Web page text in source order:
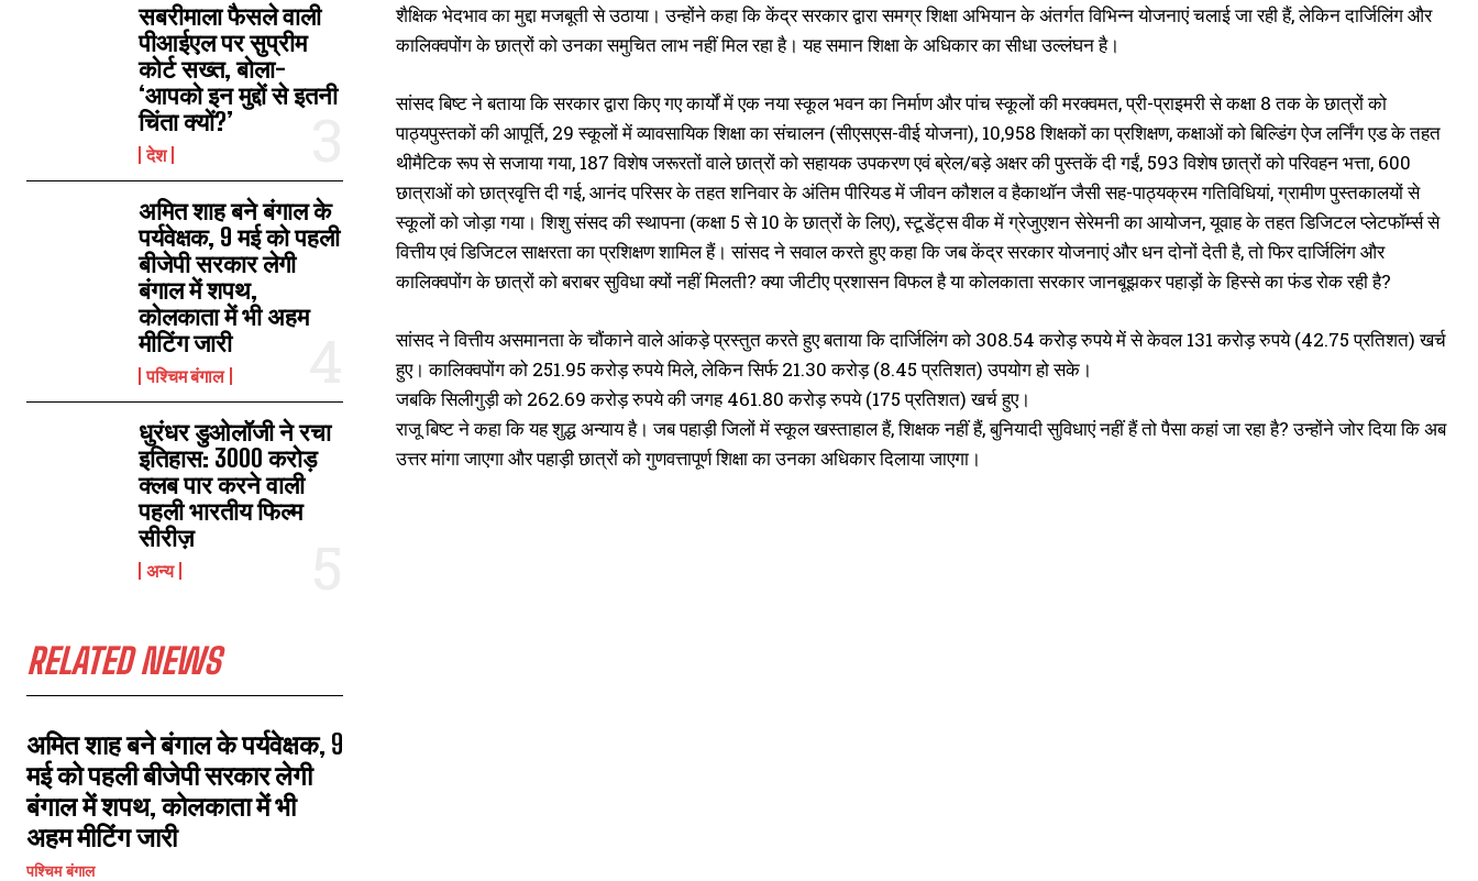
सबरीमाला फैसले वाली
पीआईएल पर सुप्रीम
कोर्ट सख्त, बोला-
‘आपको इन मुद्दों से इतनी
चिंता क्यों?’
देश
अमित शाह बने बंगाल के
पर्यवेक्षक, 9 मई को पहली
बीजेपी सरकार लेगी
बंगाल में शपथ,
कोलकाता में भी अहम
मीटिंग जारी
पश्चिम बंगाल
धुरंधर डुओलॉजी ने रचा
इतिहास: 3000 करोड़
क्लब पार करने वाली
पहली भारतीय फिल्म
सीरीज़
अन्य
RELATED NEWS
अमित शाह बने बंगाल के पर्यवेक्षक, 9
मई को पहली बीजेपी सरकार लेगी
बंगाल में शपथ, कोलकाता में भी
अहम मीटिंग जारी
पश्चिम बंगाल
शैक्षिक भेदभाव का मुद्दा मजबूती से उठाया। उन्होंने कहा कि केंद्र सरकार द्वारा समग्र शिक्षा अभियान के अंतर्गत विभिन्न योजनाएं चलाई जा रही हैं, लेकिन दार्जिलिंग और
कालिक्वपोंग के छात्रों को उनका समुचित लाभ नहीं मिल रहा है। यह समान शिक्षा के अधिकार का सीधा उल्लंघन है।
सांसद बिष्ट ने बताया कि सरकार द्वारा किए गए कार्यों में एक नया स्कूल भवन का निर्माण और पांच स्कूलों की मरक्वमत, प्री-प्राइमरी से कक्षा 8 तक के छात्रों को
पाठ्यपुस्तकों की आपूर्ति, 29 स्कूलों में व्यावसायिक शिक्षा का संचालन (सीएसएस-वीई योजना), 10,958 शिक्षकों का प्रशिक्षण, कक्षाओं को बिल्डिंग ऐज लर्निंग एड के तहत
थीमैटिक रूप से सजाया गया, 187 विशेष जरूरतों वाले छात्रों को सहायक उपकरण एवं ब्रेल/बड़े अक्षर की पुस्तकें दी गईं, 593 विशेष छात्रों को परिवहन भत्ता, 600
छात्राओं को छात्रवृत्ति दी गई, आनंद परिसर के तहत शनिवार के अंतिम पीरियड में जीवन कौशल व हैकाथॉन जैसी सह-पाठ्यक्रम गतिविधियां, ग्रामीण पुस्तकालयों से
स्कूलों को जोड़ा गया। शिशु संसद की स्थापना (कक्षा 5 से 10 के छात्रों के लिए), स्टूडेंट्स वीक में ग्रेजुएशन सेरेमनी का आयोजन, यूवाह के तहत डिजिटल प्लेटफॉर्म्स से
वित्तीय एवं डिजिटल साक्षरता का प्रशिक्षण शामिल हैं। सांसद ने सवाल करते हुए कहा कि जब केंद्र सरकार योजनाएं और धन दोनों देती है, तो फिर दार्जिलिंग और
कालिक्वपोंग के छात्रों को बराबर सुविधा क्यों नहीं मिलती? क्या जीटीए प्रशासन विफल है या कोलकाता सरकार जानबूझकर पहाड़ों के हिस्से का फंड रोक रही है?
सांसद ने वित्तीय असमानता के चौंकाने वाले आंकड़े प्रस्तुत करते हुए बताया कि दार्जिलिंग को 308.54 करोड़ रुपये में से केवल 131 करोड़ रुपये (42.75 प्रतिशत) खर्च
हुए। कालिक्वपोंग को 251.95 करोड़ रुपये मिले, लेकिन सिर्फ 21.30 करोड़ (8.45 प्रतिशत) उपयोग हो सके।
जबकि सिलीगुड़ी को 262.69 करोड़ रुपये की जगह 461.80 करोड़ रुपये (175 प्रतिशत) खर्च हुए।
राजू बिष्ट ने कहा कि यह शुद्ध अन्याय है। जब पहाड़ी जिलों में स्कूल खस्ताहाल हैं, शिक्षक नहीं हैं, बुनियादी सुविधाएं नहीं हैं तो पैसा कहां जा रहा है? उन्होंने जोर दिया कि अब
उत्तर मांगा जाएगा और पहाड़ी छात्रों को गुणवत्तापूर्ण शिक्षा का उनका अधिकार दिलाया जाएगा।